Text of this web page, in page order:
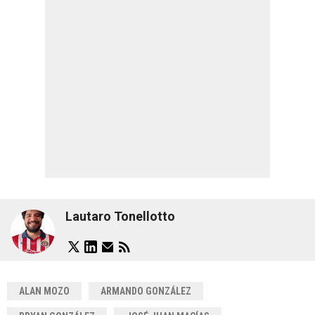
Lautaro Tonellotto
ALAN MOZO ARMANDO GONZÁLEZ